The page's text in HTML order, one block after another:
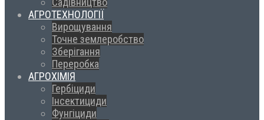
АГРОТЕХНОЛОГІЇ
Вирощування
Точне землеробство
Зберігання
Переробка
АГРОХІМІЯ
Гербіциди
Інсектициди
Фунгіциди